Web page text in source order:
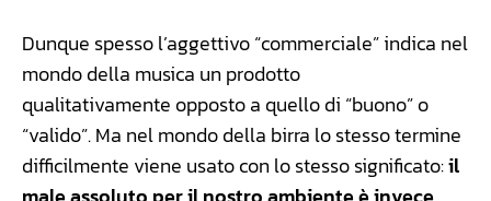
Dunque spesso l’aggettivo “commerciale” indica nel
mondo della musica un prodotto
qualitativamente opposto a quello di “buono” o
“valido”. Ma nel mondo della birra lo stesso termine
difficilmente viene usato con lo stesso significato:il